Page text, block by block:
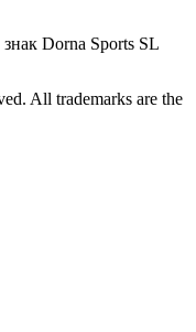
Dorna Sports SL
All trademarks are the